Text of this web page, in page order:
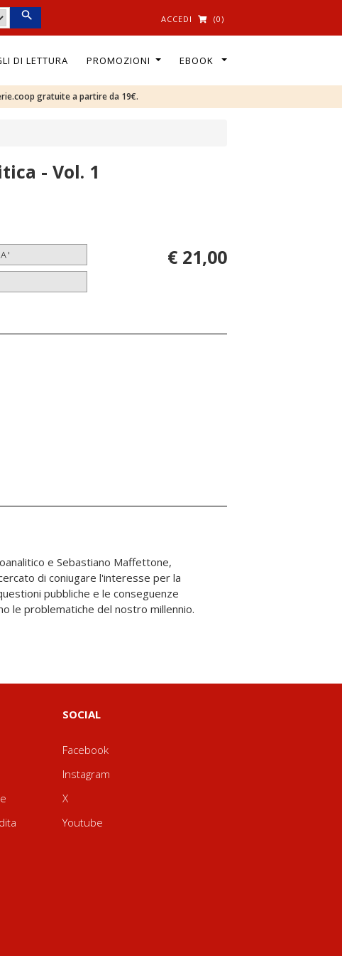
ACCEDI (0)
DI LETTURA PROMOZIONI EBOOK
gratuite a partire da 19€.
- Vol. 1
€ 21,00
le problematiche del nostro millennio.
SOCIAL
Facebook
Instagram
X
Youtube